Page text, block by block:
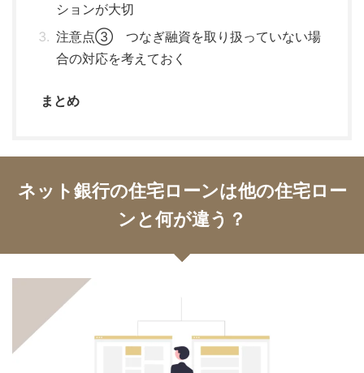
ションが大切
注意点③ つなぎ融資を取り扱っていない場
合の対応を考えておく
まとめ
ネット銀行の住宅ローンは他の住宅ロー
ンと何が違う？